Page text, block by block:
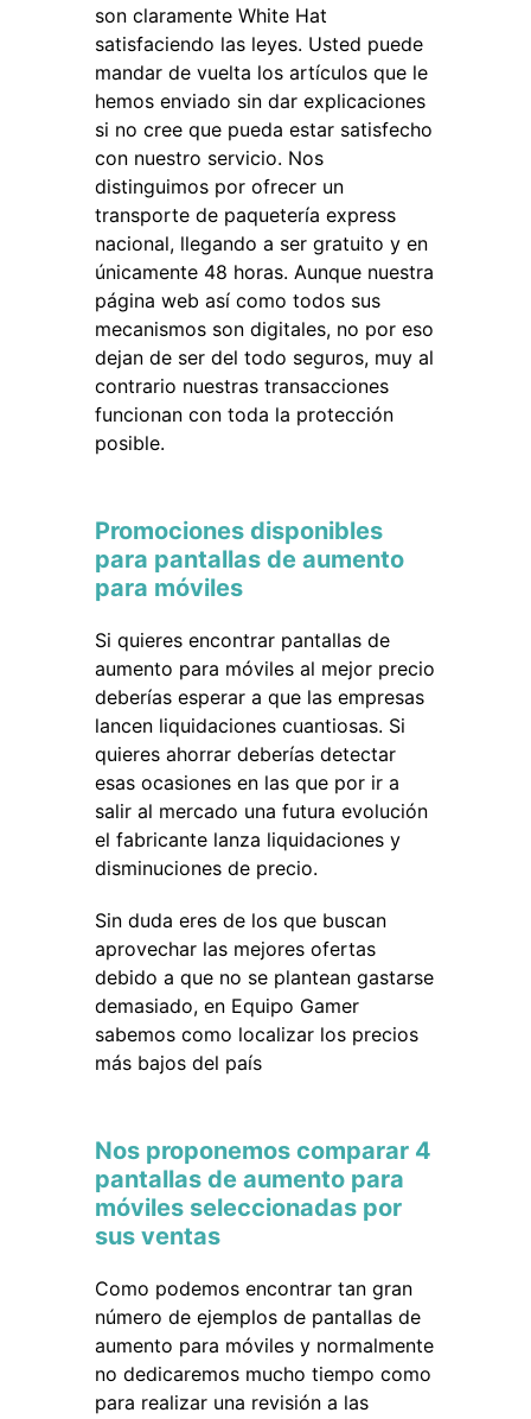
son claramente White Hat
satisfaciendo las leyes. Usted puede
mandar de vuelta los artículos que le
hemos enviado sin dar explicaciones
si no cree que pueda estar satisfecho
con nuestro servicio. Nos
distinguimos por ofrecer un
transporte de paquetería express
nacional, llegando a ser gratuito y en
únicamente 48 horas. Aunque nuestra
página web así como todos sus
mecanismos son digitales, no por eso
dejan de ser del todo seguros, muy al
contrario nuestras transacciones
funcionan con toda la protección
posible.
Promociones disponibles
para pantallas de aumento
para móviles
Si quieres encontrar pantallas de
aumento para móviles al mejor precio
deberías esperar a que las empresas
lancen liquidaciones cuantiosas. Si
quieres ahorrar deberías detectar
esas ocasiones en las que por ir a
salir al mercado una futura evolución
el fabricante lanza liquidaciones y
disminuciones de precio.
Sin duda eres de los que buscan
aprovechar las mejores ofertas
debido a que no se plantean gastarse
demasiado, en Equipo Gamer
sabemos como localizar los precios
más bajos del país
Nos proponemos comparar 4
pantallas de aumento para
móviles seleccionadas por
sus ventas
Como podemos encontrar tan gran
número de ejemplos de pantallas de
aumento para móviles y normalmente
no dedicaremos mucho tiempo como
para realizar una revisión a las